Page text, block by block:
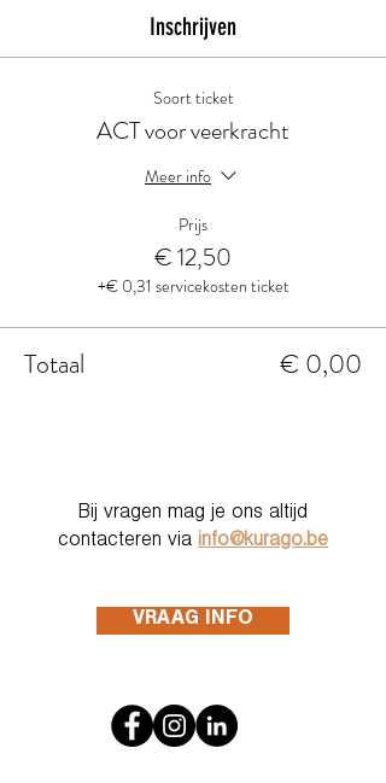
Waar wil je naar toe in het leven?
Hoe kan je jouw waarden als
levenskompas gebruiken?
gevoelens en gedachten?
Hoe kan je meer in het hier en nu
af met een individueel opvolggesprek om jou
verder te ondersteunen om de geleerde
vaardigheden zo goed mogelijk in je leven toe te
kunnen passen.
Inschrijven
Soort ticket
ACT voor veerkracht
Meer info
Prijs
€ 12,50
+€ 0,31 servicekosten ticket
Totaal € 0,00
Bij vragen mag je ons altijd
contacteren via info@kurago.be
VRAAG INFO